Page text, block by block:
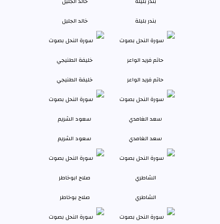
بندر بليلة خالد الجليل
حاتم فريد الواعر خليفة الطنيجي
سعد الغامدي سعود الشريم
الشاطري صلاح بوخاطر